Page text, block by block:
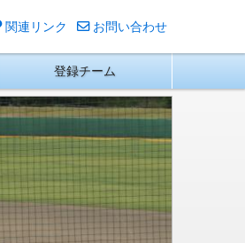
関連リンク お問い合わせ
登録チーム